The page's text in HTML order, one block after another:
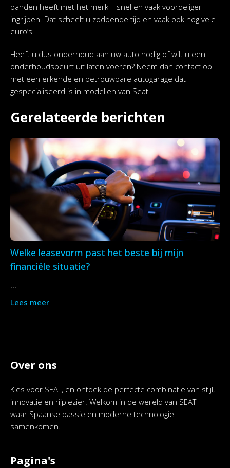
banden heeft met het merk – snel en vaak voordeliger
ingrijpen. Dat scheelt u zodoende tijd en vaak ook nog vele
euro’s.
Heeft u dus onderhoud aan uw auto nodig of wilt u een
onderhoudsbeurt uit laten voeren? Neem dan contact op
met een erkende en betrouwbare autogarage dat
gespecialiseerd is in modellen van Seat.
Gerelateerde berichten
Welke leasevorm past het beste bij mijn
financiële situatie?
Lees meer
Over ons
Kies voor SEAT, en ontdek de perfecte combinatie van stijl,
innovatie en rijplezier. Welkom in de wereld van SEAT –
waar Spaanse passie en moderne technologie
samenkomen.
Pagina's